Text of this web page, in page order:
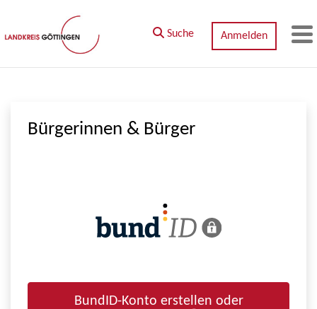
Zum Hauptinhalt springen
Suche Anmelden
Bürgerinnen & Bürger
BundID-Konto erstellen oder